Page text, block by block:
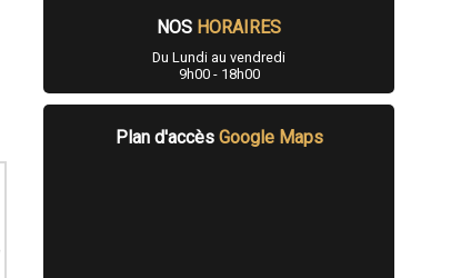
NOS HORAIRES
Du Lundi au vendredi
9h00 - 18h00
Plan d'accès Google Maps